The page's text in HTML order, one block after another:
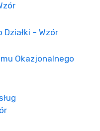
– Wzór
Okazjonalnego